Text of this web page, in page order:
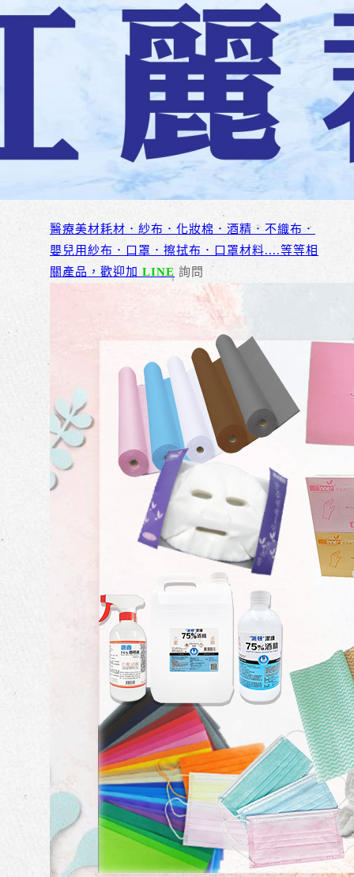
醫療美材耗材．紗布．化妝棉．酒精．不織布．
嬰兒用紗布．口罩．擦拭布．口罩材料....等等相
關產品，歡迎加 LINE 詢問